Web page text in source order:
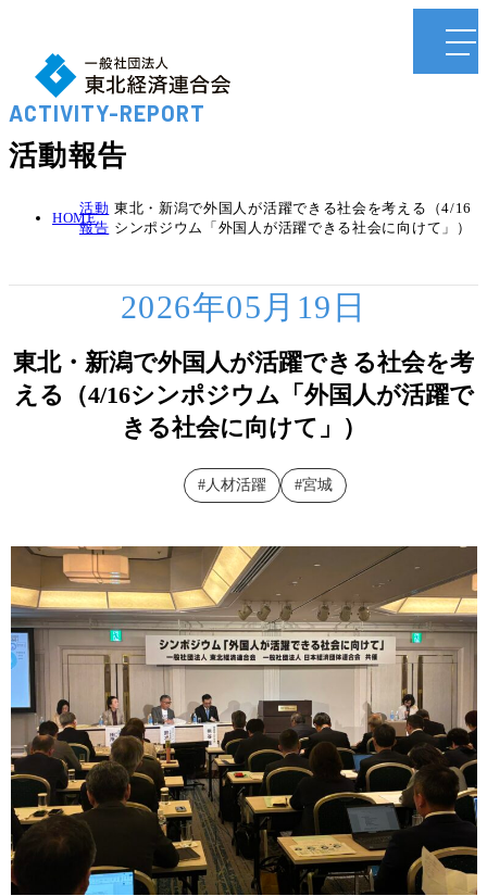
ACTIVITY-REPORT
活動報告
HOME
活動
報告
東北・新潟で外国人が活躍できる社会を考える（4/16
シンポジウム「外国人が活躍できる社会に向けて」）
2026年05月19日
東北・新潟で外国人が活躍できる社会を考
える（4/16シンポジウム「外国人が活躍で
きる社会に向けて」）
人材活躍 宮城